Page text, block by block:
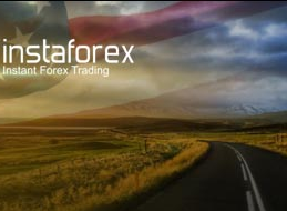
最低